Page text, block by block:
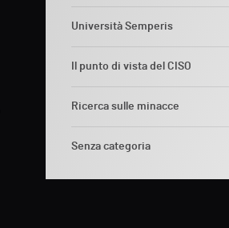
Università Semperis
Il punto di vista del CISO
Ricerca sulle minacce
Senza categoria